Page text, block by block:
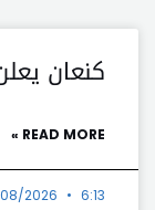
كنعان
READ MORE »
2026 6:13 م